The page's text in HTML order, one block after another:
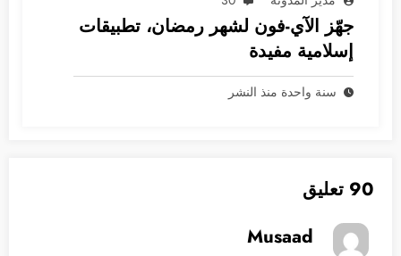
جهّز الآي-فون لشهر رمضان، تطبيقات
إسلامية مفيدة
سنة واحدة منذ النشر
90 تعليق
Musaad